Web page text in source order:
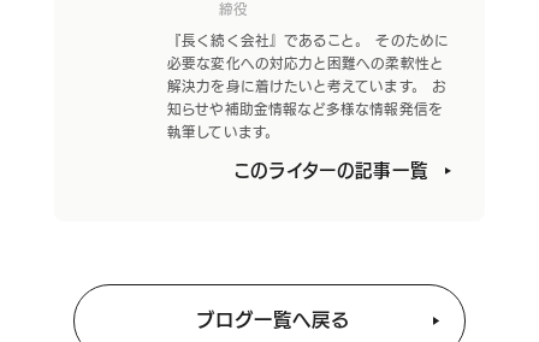
締役
『長く続く会社』であること。 そのために
必要な変化への対応力と困難への柔軟性と
解決力を身に着けたいと考えています。 お
知らせや補助金情報など多様な情報発信を
執筆しています。
このライターの記事一覧
ブログ一覧へ戻る